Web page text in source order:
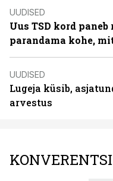
UUDISED
Uus TSD kord
parandama kohe,
UUDISED
Lugeja küsib,
arvestus